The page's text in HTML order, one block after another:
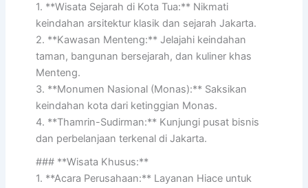
1. **Wisata Sejarah di Kota Tua:** Nikmati
keindahan arsitektur klasik dan sejarah Jakarta.
2. **Kawasan Menteng:** Jelajahi keindahan
taman, bangunan bersejarah, dan kuliner khas
Menteng.
3. **Monumen Nasional (Monas):** Saksikan
keindahan kota dari ketinggian Monas.
4. **Thamrin-Sudirman:** Kunjungi pusat bisnis
dan perbelanjaan terkenal di Jakarta.
### **Wisata Khusus:**
1. **Acara Perusahaan:** Layanan Hiace untuk